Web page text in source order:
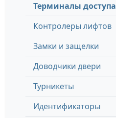
Терминалы доступа
Контролеры лифтов
Замки и защелки
Доводчики двери
Турникеты
Идентификаторы